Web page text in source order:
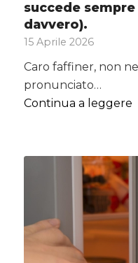
succede
davvero).
15 Aprile 2026
Caro faffiner, non
pronunciato…
Continua a leggere